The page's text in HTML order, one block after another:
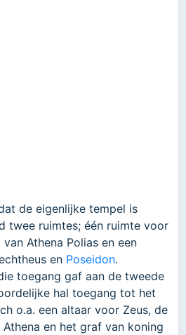
de eigenlijke tempel is
twee ruimtes; één ruimte voor
Athena Polias en een
en Poseidon.
toegang gaf aan de tweede
hal toegang tot het
o.a. een altaar voor Zeus, de
en het graf van koning